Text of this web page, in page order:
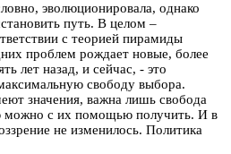
эволюционировала, однако
путь. В целом –
с теорией пирамиды
проблем рождает новые, более
лет назад, и сейчас, - это
свободу выбора.
значения, важна лишь свобода
можно с их помощью получить. И в
не изменилось. Политика